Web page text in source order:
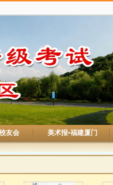
友会 美术报▪福建厦门